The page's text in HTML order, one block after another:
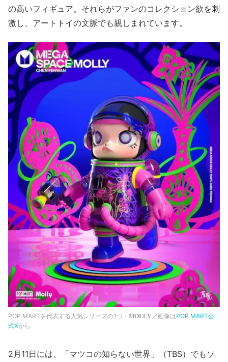
の高いフィギュア。それらがファンのコレクション欲を刺
激し、アートトイの文脈でも親しまれています。
POP MARTを代表する人気シリーズの1つ・𝐌𝐎𝐋𝐋𝐘／画像はPOP MART公
式Xから
2月11日には、「マツコの知らない世界」（TBS）でもソ